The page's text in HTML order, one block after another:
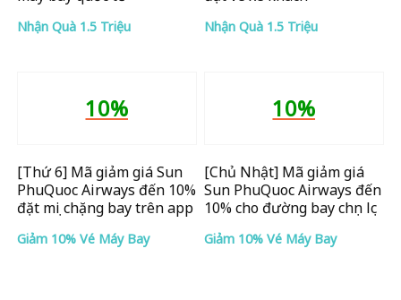
Nhận Quà 1.5 Triệu Nhận Quà 1.5 Triệu
10%
[Thứ 6] Mã giảm giá Sun
PhuQuoc Airways đến 10%
đặt mọi chặng bay trên app
Giảm 10% Vé Máy Bay
10%
[Chủ Nhật] Mã giảm giá
Sun PhuQuoc Airways đến
10% cho đường bay chọn lọc
Giảm 10% Vé Máy Bay